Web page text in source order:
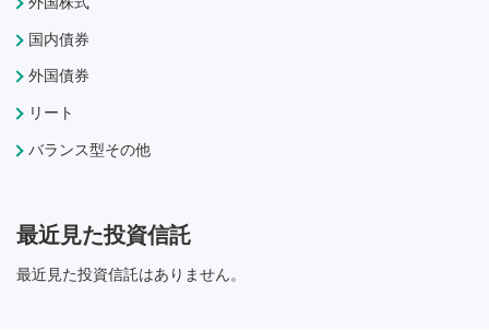
国内債券
外国債券
リート
バランス型その他
最近見た投資信託
最近見た投資信託はありません。